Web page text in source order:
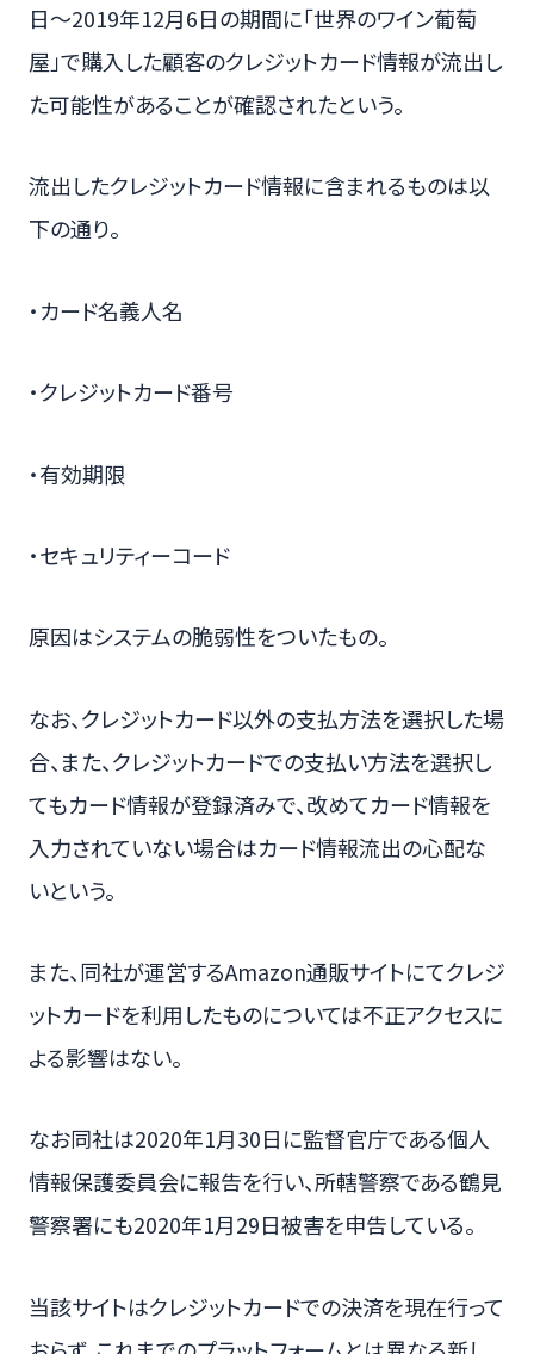
日～2019年12月6日の期間に「世界のワイン葡萄
屋」で購入した顧客のクレジットカード情報が流出し
た可能性があることが確認されたという。
流出したクレジットカード情報に含まれるものは以
下の通り。
・カード名義人名
・クレジットカード番号
・有効期限
・セキュリティーコード
原因はシステムの脆弱性をついたもの。
なお、クレジットカード以外の支払方法を選択した場
合、また、クレジットカードでの支払い方法を選択し
てもカード情報が登録済みで、改めてカード情報を
入力されていない場合はカード情報流出の心配な
いという。
また、同社が運営するAmazon通販サイトにてクレジ
ットカードを利用したものについては不正アクセスに
よる影響はない。
なお同社は2020年1月30日に監督官庁である個人
情報保護委員会に報告を行い、所轄警察である鶴見
警察署にも2020年1月29日被害を申告している。
当該サイトはクレジットカードでの決済を現在行って